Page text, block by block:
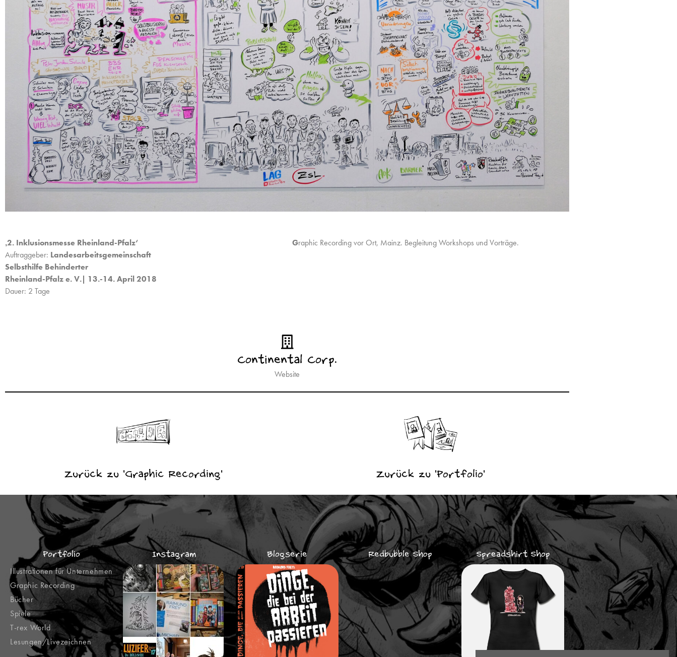
‚2. Inklusionsmesse Rheinland-Pfalz‘
Auftraggeber: Landesarbeitsgemeinschaft
Selbsthilfe Behinderter
Rheinland-Pfalz e. V.| 13.-14. April 2018
Dauer: 2 Tage
Graphic Recording vor Ort, Mainz. Begleitung Workshops und Vorträge.
Continental Corp.
Website
Zurück zu 'Graphic Recording' Zurück zu 'Portfolio'
Portfolio
Illustrationen für Unternehmen
Graphic Recording
Bücher
Spiele
T-rex World
Lesungen/Livezeichnen
Instagram Blogserie Redbubble Shop Spreadshirt Shop